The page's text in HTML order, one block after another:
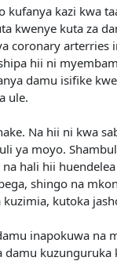
kufanya kazi kwa
kwenye kuta za
coronary
hii ni
damu isifike
ule.
Na hii ni kwa
ya moyo.
hali hii
shingo na
kutoka
inapokuwa